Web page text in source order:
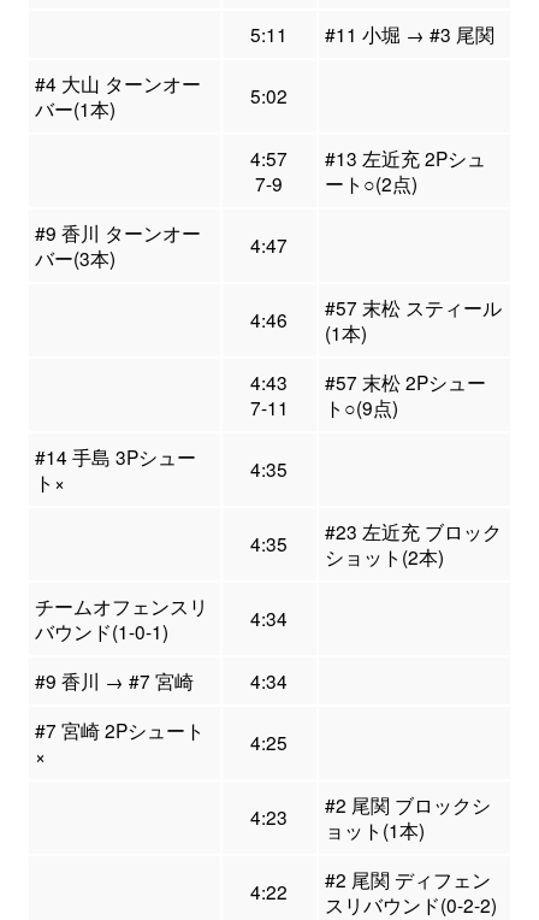
5:11
#11 小堀 → #3 尾関
#4 大山 ターンオー
バー(1本)
5:02
4:57
7-9
#13 左近充 2Pシュ
ート○(2点)
#9 香川 ターンオー
バー(3本)
4:47
4:46
#57 末松 スティール
(1本)
4:43
7-11
#57 末松 2Pシュー
ト○(9点)
#14 手島 3Pシュー
ト×
4:35
4:35
#23 左近充 ブロック
ショット(2本)
チームオフェンスリ
バウンド(1-0-1)
4:34
#9 香川 → #7 宮崎
4:34
#7 宮崎 2Pシュート
×
4:25
4:23
#2 尾関 ブロックシ
ョット(1本)
4:22
#2 尾関 ディフェン
スリバウンド(0-2-2)